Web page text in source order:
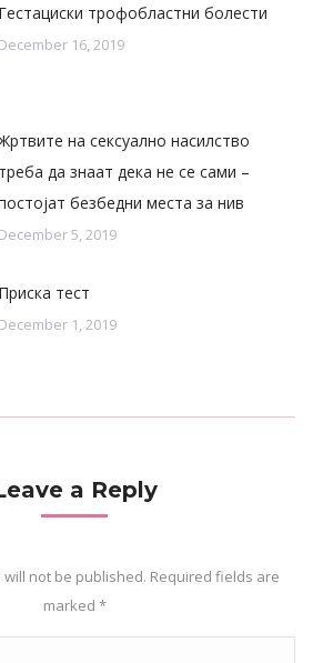
Гестациски трофобластни болести
December 16, 2019
на сексуално насилство
треба да знаат дека не се сами –
безбедни места за нив
December 5, 2019
Приска тест
December 1, 2019
a Reply
not be published. Required fields are
marked *